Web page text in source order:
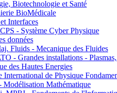
Biotechnologie et Santé
BioMédicale
Interfaces
- Système Cyber Physique
données
Fluids - Mecanique des Fluides
- Grandes installations - Plasmas,
des Hautes Energies
de Physique
Mathématique